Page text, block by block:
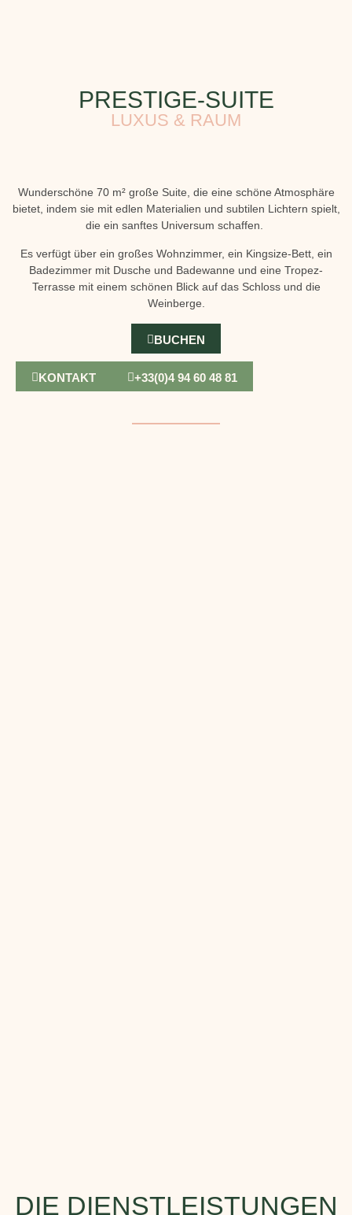
PRESTIGE-SUITE
LUXUS & RAUM
Wunderschöne 70 m² große Suite, die eine schöne Atmosphäre
bietet, indem sie mit edlen Materialien und subtilen Lichtern spielt,
die ein sanftes Universum schaffen.
Es verfügt über ein großes Wohnzimmer, ein Kingsize-Bett, ein
Badezimmer mit Dusche und Badewanne und eine Tropez-
Terrasse mit einem schönen Blick auf das Schloss und die
Weinberge.
BUCHEN
KONTAKT +33(0)4 94 60 48 81
DIE DIENSTLEISTUNGEN